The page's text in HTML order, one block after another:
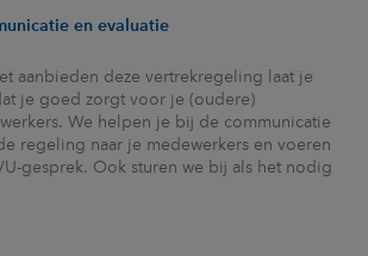
en evaluatie
aanbieden deze vertrekregeling laat je
je goed zorgt voor je (oudere)
We helpen je bij de communicatie
regeling naar je medewerkers en voeren
gesprek. Ook sturen we bij als het nodig